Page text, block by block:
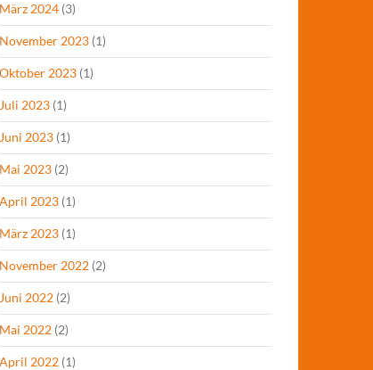
März 2024 (3)
November 2023 (1)
Oktober 2023 (1)
Juli 2023 (1)
Juni 2023 (1)
Mai 2023 (2)
April 2023 (1)
März 2023 (1)
November 2022 (2)
Juni 2022 (2)
Mai 2022 (2)
April 2022 (1)